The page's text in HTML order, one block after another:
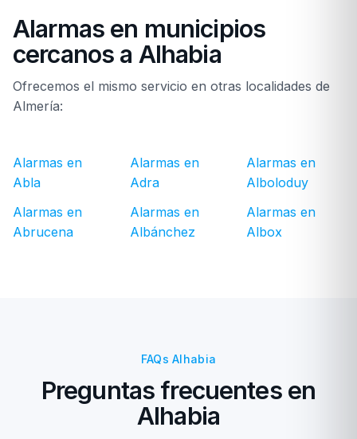
Alarmas en municipios
cercanos a Alhabia
Ofrecemos el mismo servicio en otras localidades de
Almería:
Alarmas en
Abla
Alarmas en
Abrucena
Alarmas en
Adra
Alarmas en
Albánchez
Alarmas en
Alboloduy
Alarmas en
Albox
FAQs Alhabia
Preguntas frecuentes en
Alhabia